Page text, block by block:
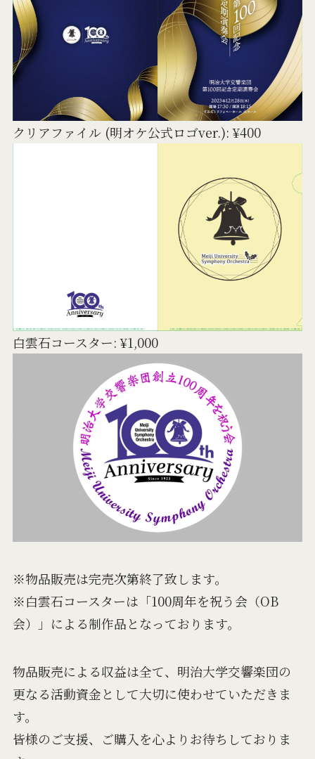
クリアファイル (明オケ公式ロゴver.): ¥400
白雲石コースター: ¥1,000
※物品販売は完売次第終了致します。
※白雲石コースターは「100周年を祝う会（OB
会）」による制作品となっております。
物品販売による収益は全て、明治大学交響楽団の
更なる活動資金として大切に使わせていただきま
す。
皆様のご支援、ご購入を心よりお待ちしておりま